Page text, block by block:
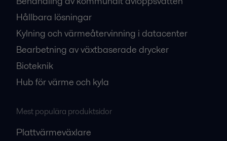
Hållbara lösningar
Kylning och värmeåtervinning i datacenter
Bearbetning av växtbaserade drycker
Bioteknik
Hub för värme och kyla
Mest populära produktsidor
Plattvärmeväxlare